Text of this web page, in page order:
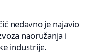
nedavno je najavio
naoružanja i
industrije.